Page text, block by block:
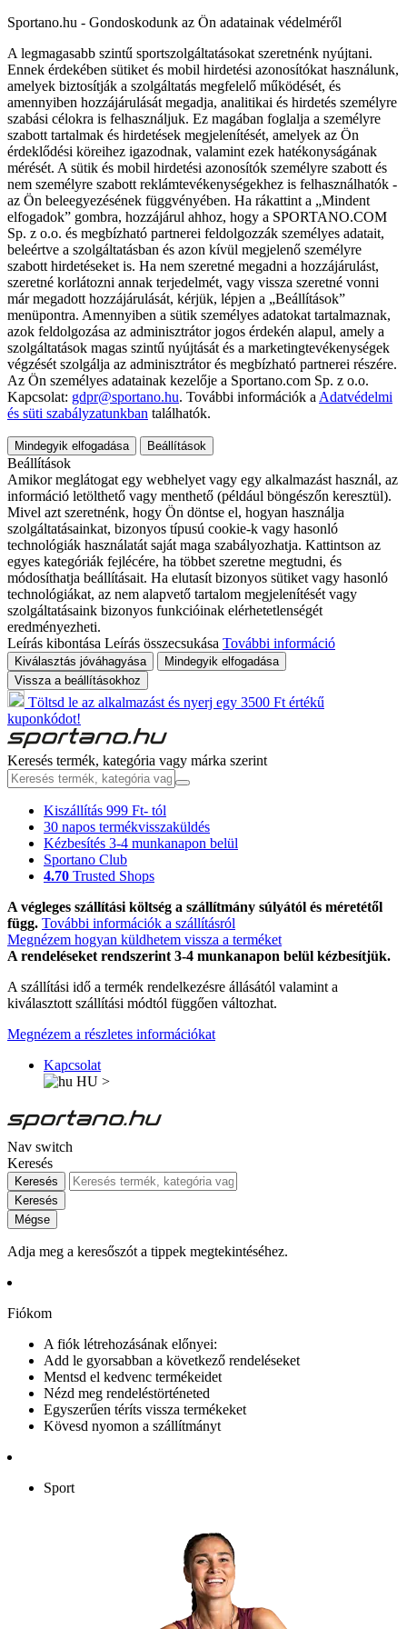
Sportano.hu - Gondoskodunk az Ön adatainak védelméről
A legmagasabb szintű sportszolgáltatásokat szeretnénk nyújtani.
Ennek érdekében sütiket és mobil hirdetési azonosítókat használunk,
amelyek biztosítják a szolgáltatás megfelelő működését, és
amennyiben hozzájárulását megadja, analitikai és hirdetés személyre
szabási célokra is felhasználjuk. Ez magában foglalja a személyre
szabott tartalmak és hirdetések megjelenítését, amelyek az Ön
érdeklődési köreihez igazodnak, valamint ezek hatékonyságának
mérését. A sütik és mobil hirdetési azonosítók személyre szabott és
nem személyre szabott reklámtevékenységekhez is felhasználhatók -
az Ön beleegyezésének függvényében. Ha rákattint a „Mindent
elfogadok” gombra, hozzájárul ahhoz, hogy a SPORTANO.COM
Sp. z o.o. és megbízható partnerei feldolgozzák személyes adatait,
beleértve a szolgáltatásban és azon kívül megjelenő személyre
szabott hirdetéseket is. Ha nem szeretné megadni a hozzájárulást,
szeretné korlátozni annak terjedelmét, vagy vissza szeretné vonni
már megadott hozzájárulását, kérjük, lépjen a „Beállítások”
menüpontra. Amennyiben a sütik személyes adatokat tartalmaznak,
azok feldolgozása az adminisztrátor jogos érdekén alapul, amely a
szolgáltatások magas szintű nyújtását és a marketingtevékenységek
végzését szolgálja az adminisztrátor és megbízható partnerei részére.
Az Ön személyes adatainak kezelője a Sportano.com Sp. z o.o.
Kapcsolat: gdpr@sportano.hu. További információk a Adatvédelmi
és süti szabályzatunkban találhatók.
Mindegyik elfogadása Beállítások
Beállítások
Amikor meglátogat egy webhelyet vagy egy alkalmazást használ, az
információ letölthető vagy menthető (például böngészőn keresztül).
Mivel azt szeretnénk, hogy Ön döntse el, hogyan használja
szolgáltatásainkat, bizonyos típusú cookie-k vagy hasonló
technológiák használatát saját maga szabályozhatja. Kattintson az
egyes kategóriák fejlécére, ha többet szeretne megtudni, és
módosíthatja beállításait. Ha elutasít bizonyos sütiket vagy hasonló
technológiákat, az nem alapvető tartalom megjelenítését vagy
szolgáltatásaink bizonyos funkcióinak elérhetetlenségét
eredményezheti.
Leírás kibontása Leírás összecsukása További információ
Kiválasztás jóváhagyása
Mindegyik elfogadása
Vissza a beállításokhoz
Töltsd le az alkalmazást és nyerj egy 3500 Ft értékű
kuponkódot!
Keresés termék, kategória vagy márka szerint
Kiszállítás 999 Ft- tól
30 napos termékvisszaküldés
Kézbesítés 3-4 munkanapon belül
Sportano Club
4.70 Trusted Shops
A végleges szállítási költség a szállítmány súlyától és méretétől
függ. További információk a szállításról
Megnézem hogyan küldhetem vissza a terméket
A rendeléseket rendszerint 3-4 munkanapon belül kézbesítjük.
A szállítási idő a termék rendelkezésre állásától valamint a
kiválasztott szállítási módtól függően változhat.
Megnézem a részletes információkat
Kapcsolat
HU >
Nav switch
Keresés
Keresés
Keresés
Mégse
Adja meg a keresőszót a tippek megtekintéséhez.
Fiókom
A fiók létrehozásának előnyei:
Add le gyorsabban a következő rendeléseket
Mentsd el kedvenc termékeidet
Nézd meg rendeléstörténeted
Egyszerűen téríts vissza termékeket
Kövesd nyomon a szállítmányt
Sport